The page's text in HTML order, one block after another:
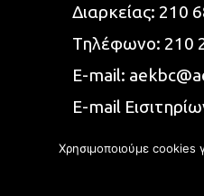
Διαρκείας: 210
Τηλέφωνο: 210
E-mail:
E-mail
Χρησιμοποιούμε cookies